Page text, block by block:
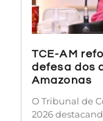
TCE-AM
defesa dos
Amazonas
O Tribunal de
2026